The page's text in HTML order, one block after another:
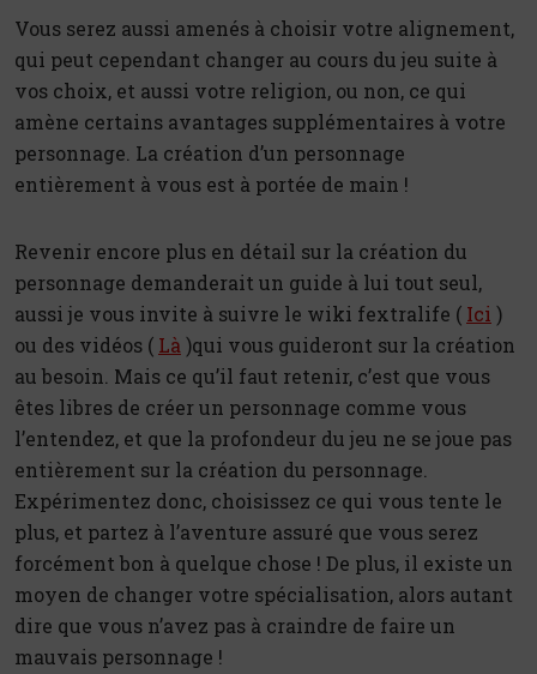
Vous serez aussi amenés à choisir votre alignement,
qui peut cependant changer au cours du jeu suite à
vos choix, et aussi votre religion, ou non, ce qui
amène certains avantages supplémentaires à votre
personnage. La création d’un personnage
entièrement à vous est à portée de main !
Revenir encore plus en détail sur la création du
personnage demanderait un guide à lui tout seul,
aussi je vous invite à suivre le wiki fextralife ( Ici )
ou des vidéos ( Là)qui vous guideront sur la création
au besoin. Mais ce qu’il faut retenir, c’est que vous
êtes libres de créer un personnage comme vous
l’entendez, et que la profondeur du jeu ne se joue pas
entièrement sur la création du personnage.
Expérimentez donc, choisissez ce qui vous tente le
plus, et partez à l’aventure assuré que vous serez
forcément bon à quelque chose ! De plus, il existe un
moyen de changer votre spécialisation, alors autant
dire que vous n’avez pas à craindre de faire un
mauvais personnage !